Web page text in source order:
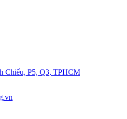
Chiểu, P5, Q3, TPHCM